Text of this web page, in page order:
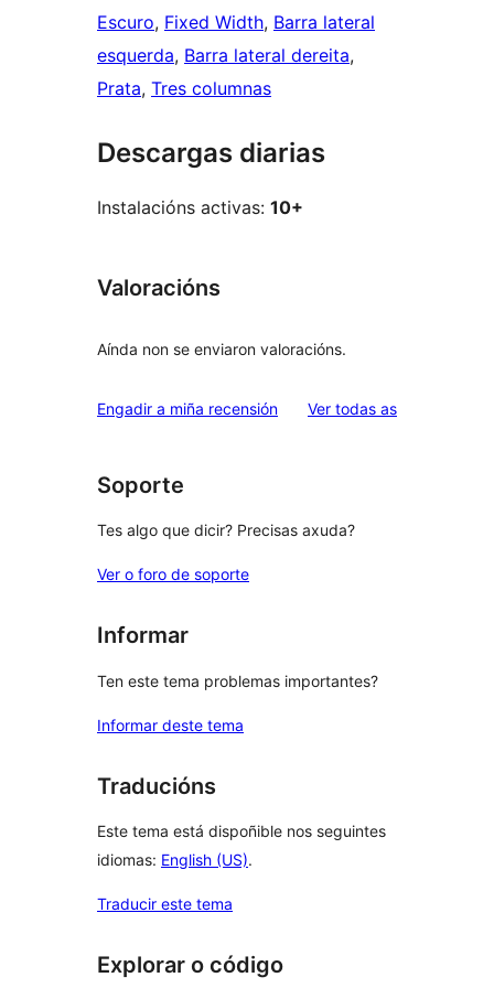
Escuro, Fixed Width, Barra lateral
esquerda, Barra lateral dereita
Prata, Tres columnas
Descargas diarias
Instalacións activas: 10+
Valoracións
Aínda non se enviaron valoracións.
Engadir a miña recensión Ver todas asvaloracións
Soporte
Tes algo que dicir? Precisas axuda?
Ver o foro de soporte
Informar
Ten este tema problemas importantes?
Informar deste tema
Traducións
Este tema está dispoñible nos seguintes
idiomas: English (US).
Traducir este tema
Explorar o código